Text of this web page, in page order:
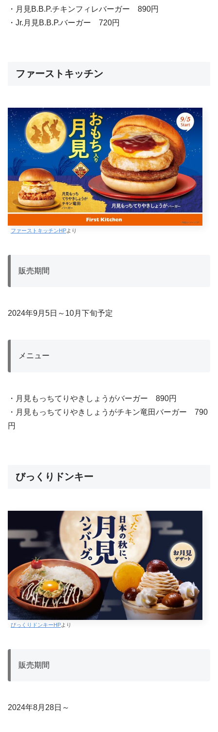
・月見B.B.P.チキンフィレバーガー 890円
・Jr.月見B.B.P.バーガー 720円
ファーストキッチン
ファーストキッチンHPより
販売期間
2024年9月5日～10月下旬予定
メニュー
・月見もっちてりやきしょうがバーガー 890円
・月見もっちてりやきしょうがチキン竜田バーガー 790
円
びっくりドンキー
びっくりドンキーHPより
販売期間
2024年8月28日～